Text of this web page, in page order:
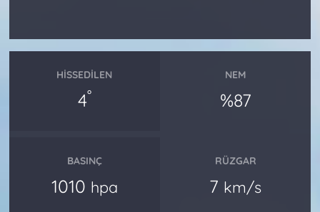
HISSEDILEN
4°
NEM
%87
BASINÇ
1010 hpa
RÜZGAR
7 km/s